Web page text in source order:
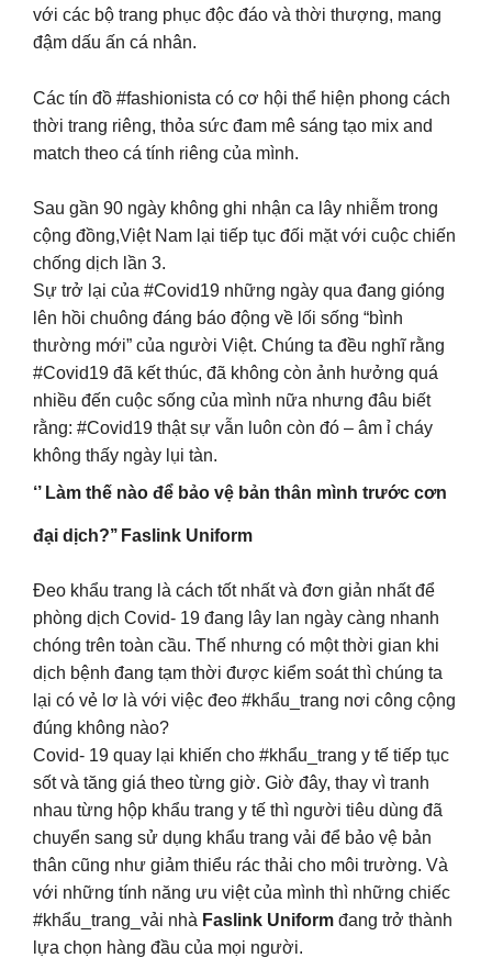
với các bộ trang phục độc đáo và thời thượng, mang
đậm dấu ấn cá nhân.
Các tín đồ #fashionista có cơ hội thể hiện phong cách
thời trang riêng, thỏa sức đam mê sáng tạo mix and
match theo cá tính riêng của mình.
Sau gần 90 ngày không ghi nhận ca lây nhiễm trong
cộng đồng,Việt Nam lại tiếp tục đối mặt với cuộc chiến
chống dịch lần 3.
Sự trở lại của #Covid19 những ngày qua đang gióng
lên hồi chuông đáng báo động về lối sống “bình
thường mới” của người Việt. Chúng ta đều nghĩ rằng
#Covid19 đã kết thúc, đã không còn ảnh hưởng quá
nhiều đến cuộc sống của mình nữa nhưng đâu biết
rằng: #Covid19 thật sự vẫn luôn còn đó – âm ỉ cháy
không thấy ngày lụi tàn.
‘’ Làm thế nào để bảo vệ bản thân mình trước cơn
đại dịch?’’ Faslink Uniform
Đeo khẩu trang là cách tốt nhất và đơn giản nhất để
phòng dịch Covid- 19 đang lây lan ngày càng nhanh
chóng trên toàn cầu. Thế nhưng có một thời gian khi
dịch bệnh đang tạm thời được kiểm soát thì chúng ta
lại có vẻ lơ là với việc đeo #khẩu_trang nơi công cộng
đúng không nào?
Covid- 19 quay lại khiến cho #khẩu_trang y tế tiếp tục
sốt và tăng giá theo từng giờ. Giờ đây, thay vì tranh
nhau từng hộp khẩu trang y tế thì người tiêu dùng đã
chuyển sang sử dụng khẩu trang vải để bảo vệ bản
thân cũng như giảm thiểu rác thải cho môi trường. Và
với những tính năng ưu việt của mình thì những chiếc
#khẩu_trang_vải nhà Faslink Uniform đang trở thành
lựa chọn hàng đầu của mọi người.